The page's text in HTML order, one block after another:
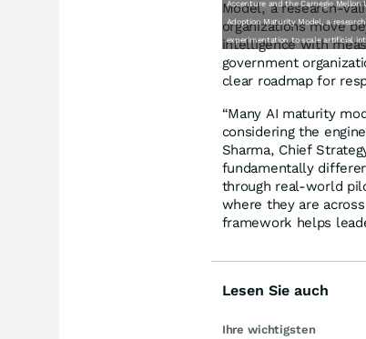
Accenture and the Carnegie
Adoption Maturity Model, a
experimentation to scale artificial
government
clear roadmap for
“Many AI maturity
considering the
Sharma, Chief
fundamentally
through real-world
where they are
framework helps
Lesen Sie auch
Ihre wichtigsten